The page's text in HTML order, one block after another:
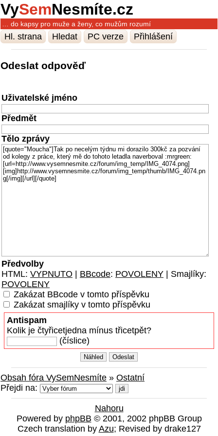
VySemNesmíte.cz
… do kapsy pro muže a ženy, co mužům rozumí
Hl. strana Hledat PC verze Přihlášení
Odeslat odpověď
Uživatelské jméno
Předmět
Tělo zprávy
Předvolby
HTML: VYPNUTO BBcode: POVOLENY | Smajlíky:
POVOLENY
Zakázat BBcode v tomto příspěvku
Zakázat smajlíky v tomto příspěvku
Antispam
Kolik je čtyřicetjedna mínus třicetpět?
(číslice)
Obsah fóra VySemNesmíte » Ostatní
Přejdi na:
Nahoru
Powered by phpBB © 2001, 2002 phpBB Group
Czech translation by Azu; Revised by drake127